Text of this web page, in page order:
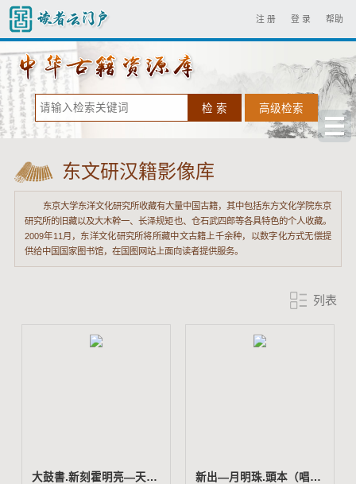
帮助
登 录
注 册
东文研汉籍影像库
东京大学东洋文化研究所收藏有大量中国古籍，其中包括东方文化学院东京
研究所的旧藏以及大木幹一、长泽规矩也、仓石武四郎等各具特色的个人收藏。
2009年11月，东洋文化研究所将所藏中文古籍上千余种，以数字化方式无偿提
供给中国国家图书馆，在国图网站上面向读者提供服务。
列表
大鼓書.新刻霍明亮―天雷報（唱本一百九十冊所收） 新出―月明珠.頭本（唱本一百九十冊所收）